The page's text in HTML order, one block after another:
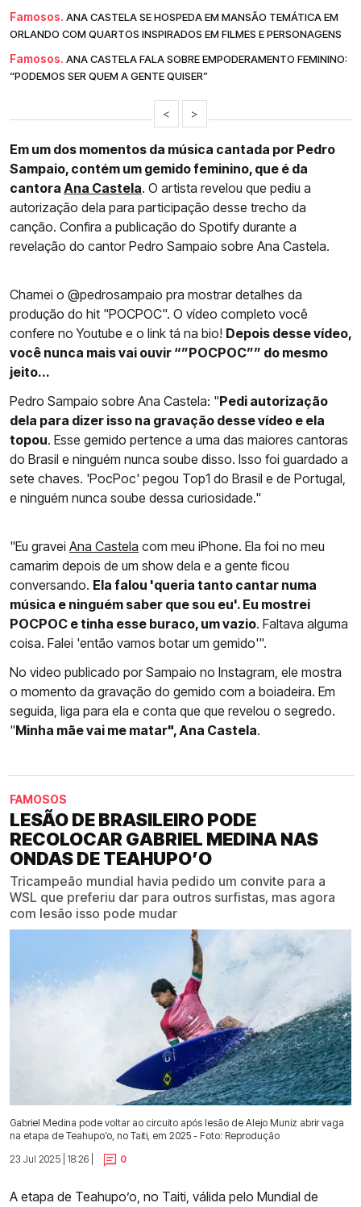
Famosos. ANA CASTELA SE HOSPEDA EM MANSÃO TEMÁTICA EM
ORLANDO COM QUARTOS INSPIRADOS EM FILMES E PERSONAGENS
Famosos. ANA CASTELA FALA SOBRE EMPODERAMENTO FEMININO:
“PODEMOS SER QUEM A GENTE QUISER”
< >
Em um dos momentos da música cantada por Pedro
Sampaio, contém um gemido feminino, que é da
cantora Ana Castela. O artista revelou que pediu a
autorização dela para participação desse trecho da
canção. Confira a publicação do Spotify durante a
revelação do cantor Pedro Sampaio sobre Ana Castela.
Chamei o @pedrosampaio pra mostrar detalhes da
produção do hit "POCPOC". O vídeo completo você
confere no Youtube e o link tá na bio! Depois desse vídeo,
você nunca mais vai ouvir “”POCPOC”” do mesmo
jeito...
Pedro Sampaio sobre Ana Castela: "Pedi autorização
dela para dizer isso na gravação desse vídeo e ela
topou. Esse gemido pertence a uma das maiores cantoras
do Brasil e ninguém nunca soube disso. Isso foi guardado a
sete chaves. 'PocPoc' pegou Top1 do Brasil e de Portugal,
e ninguém nunca soube dessa curiosidade."
"Eu gravei Ana Castela com meu iPhone. Ela foi no meu
camarim depois de um show dela e a gente ficou
conversando. Ela falou 'queria tanto cantar numa
música e ninguém saber que sou eu'. Eu mostrei
POCPOC e tinha esse buraco, um vazio. Faltava alguma
coisa. Falei 'então vamos botar um gemido'".
No video publicado por Sampaio no Instagram, ele mostra
o momento da gravação do gemido com a boiadeira. Em
seguida, liga para ela e conta que que revelou o segredo.
"Minha mãe vai me matar", Ana Castela.
FAMOSOS
LESÃO DE BRASILEIRO PODE
RECOLOCAR GABRIEL MEDINA NAS
ONDAS DE TEAHUPO’O
Tricampeão mundial havia pedido um convite para a
WSL que preferiu dar para outros surfistas, mas agora
com lesão isso pode mudar
Gabriel Medina pode voltar ao circuito após lesão de Alejo Muniz abrir vaga
na etapa de Teahupo’o, no Taiti, em 2025 - Foto: Reprodução
23 Jul 2025 | 18:26 |
0
A etapa de Teahupo’o, no Taiti, válida pelo Mundial de